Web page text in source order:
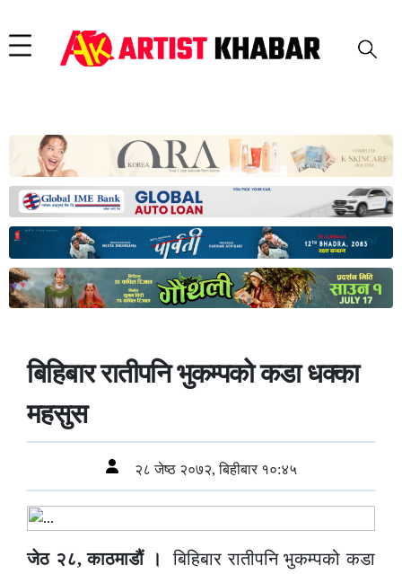
बिहिबार रातीपनि भुकम्पको कडा धक्का
महसुस
२८ जेष्ठ २०७२, बिहीबार १०:४५
जेठ २८, काठमाडौं ।बिहिबार रातीपनि भुकम्पको कडा